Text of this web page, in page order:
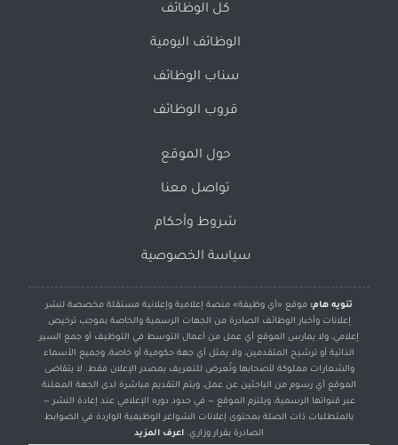
كل الوظائف
الوظائف اليومية
سناب الوظائف
قروب الوظائف
حول الموقع
تواصل معنا
شروط وأحكام
سياسة الخصوصية
تنويه هام: موقع «أي وظيفة» منصة إعلامية وإعلانية مستقلة مخصصة لنشر
إعلانات وأخبار الوظائف الصادرة من الجهات الرسمية والخاصة بموجب ترخيص
إعلامي، ولا يمارس الموقع أي عمل من أعمال التوسط في التوظيف أو جمع السير
الذاتية أو ترشيح المتقدمين، ولا يمثل أي جهة حكومية أو خاصة، وجميع الأسماء
والشعارات مملوكة لأصحابها وتُعرض للتعريف بمصدر الإعلان فقط. لا يتقاضى
الموقع أي رسوم من الباحثين عن عمل، ويتم التقديم مباشرة لدى الجهة المعلنة
عبر قنواتها الرسمية، ويلتزم الموقع — في حدود دوره الإعلامي عند إعادة النشر —
بالمتطلبات ذات الصلة بمحتوى إعلانات الشواغر الوظيفية الواردة في الضوابط
الصادرة بقرار وزاري. اعرف المزيد